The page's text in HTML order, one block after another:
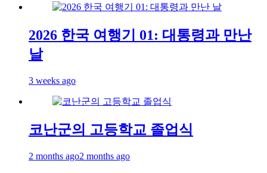
2026 한국 여행기 01: 대통령과 만난
날
3 weeks ago
코난군의 고등학교 졸업식
2 months ago2 months ago